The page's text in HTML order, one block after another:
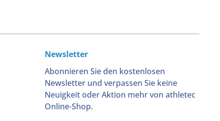
Newsletter
Abonnieren Sie den kostenlosen
Newsletter und verpassen Sie keine
Neuigkeit oder Aktion mehr von athletec
Online-Shop.